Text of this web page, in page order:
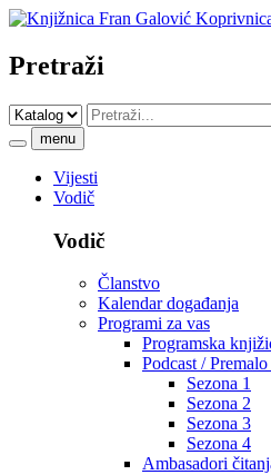
Pretraži
menu
Vijesti
Vodič
Vodič
Članstvo
Kalendar događanja
Programi za vas
Programska
Podcast /
Sezona 1
Sezona 2
Sezona 3
Sezona 4
Ambasadori